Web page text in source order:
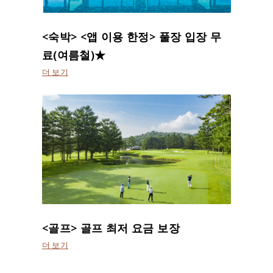
<숙박> <앱 이용 한정> 풀장 입장 무
료(여름철)★
더 보기
<골프> 골프 최저 요금 보장
더 보기